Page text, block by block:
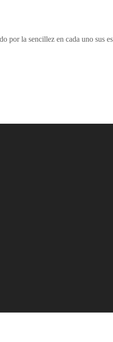
por la sencillez en cada uno